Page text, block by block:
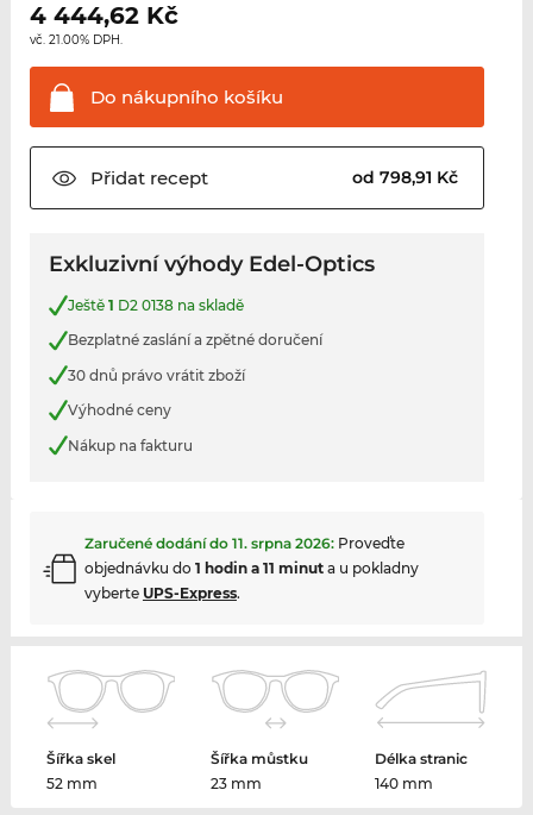
4 444,62Kč
vč. 21.00% DPH.
Do nákupního košíku
Přidatrecept od 798,91 Kč
Exkluzivní výhody Edel-Optics
Ještě 1 D2 0138 na skladě
Bezplatné zaslání a zpětné doručení
30 dnů právo vrátit zboží
Výhodné ceny
Nákup na fakturu
Zaručené dodání do 11. srpna 2026: Proveďte
objednávku do 1 hodin a 11 minuta u pokladny
vyberte UPS-Express.
Šířka skel
52 mm
Šířka můstku
23 mm
Délka stranic
140 mm